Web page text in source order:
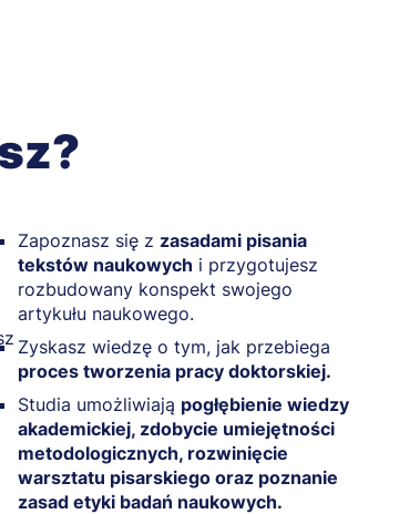
Zapoznasz się z zasadami pisania
tekstów naukowych i przygotujesz
rozbudowany konspekt swojego
artykułu naukowego.
Zyskasz wiedzę o tym, jak przebiega
proces tworzenia pracy doktorskiej.
Studia umożliwiają pogłębienie wiedzy
akademickiej, zdobycie umiejętności
metodologicznych, rozwinięcie
warsztatu pisarskiego oraz poznanie
zasad etyki badań naukowych.